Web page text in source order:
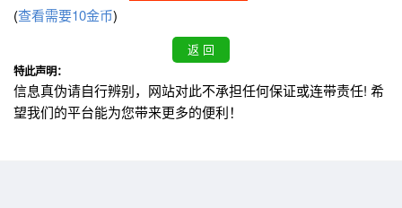
(查看需要10金币)
特此声明：
信息真伪请自行辨别，网站对此不承担任何保证或连带责任! 希
望我们的平台能为您带来更多的便利！